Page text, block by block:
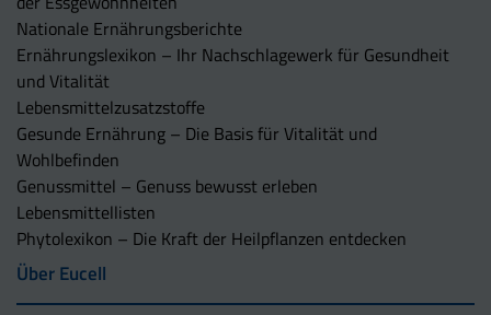
Nationale Ernährungsberichte
Ernährungslexikon – Ihr Nachschlagewerk für Gesundheit
und Vitalität
Lebensmittelzusatzstoffe
Gesunde Ernährung – Die Basis für Vitalität und
Wohlbefinden
Genussmittel – Genuss bewusst erleben
Lebensmittellisten
Phytolexikon – Die Kraft der Heilpflanzen entdecken
Über Eucell